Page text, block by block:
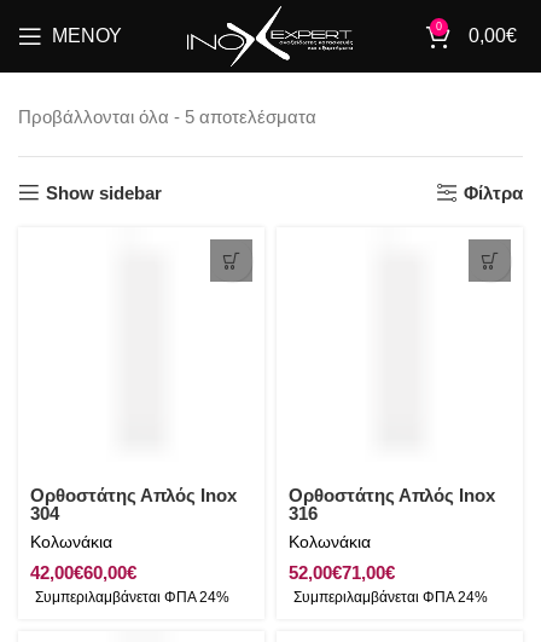
ΜΕΝΟΎ 0 0,00€
Προβάλλονται όλα - 5 αποτελέσματα
Show sidebar Φίλτρα
Ορθοστάτης Απλός Inox
304
Κολωνάκια
€ €
Ορθοστάτης Απλός Inox
316
Κολωνάκια
€ €